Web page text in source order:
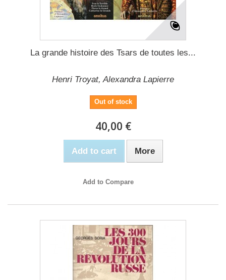
La grande histoire des Tsars de toutes les...
Henri Troyat, Alexandra Lapierre
Out of stock
40,00 €
Add to cart More
Add to Compare